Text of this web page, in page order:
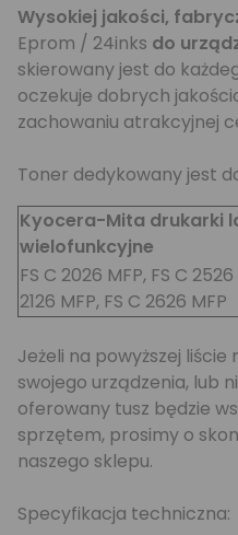
Wysokiej jakości,
Eprom / 24inks do
skierowany jest do
oczekuje dobrych
zachowaniu atrakcyjnej
Toner dedykowany jest
Kyocera-Mita drukarki
wielofunkcyjne
FS C 2026 MFP, FS C
2126 MFP, FS C 2626 MFP
Jeżeli na powyższej liście
swojego urządzenia, lub
oferowany tusz będzie
sprzętem, prosimy o
naszego sklepu.
Specyfikacja techniczna: